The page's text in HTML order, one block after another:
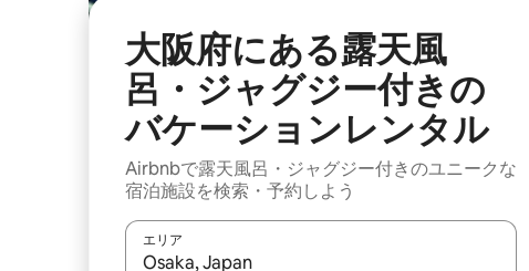
大阪府にある露天風
呂・ジャグジー付きの
バケーションレンタル
Airbnbで露天風呂・ジャグジー付きのユニークな
宿泊施設を検索・予約しよう
エリア
検索結果が表示されたら、上下の矢印キーを使って移